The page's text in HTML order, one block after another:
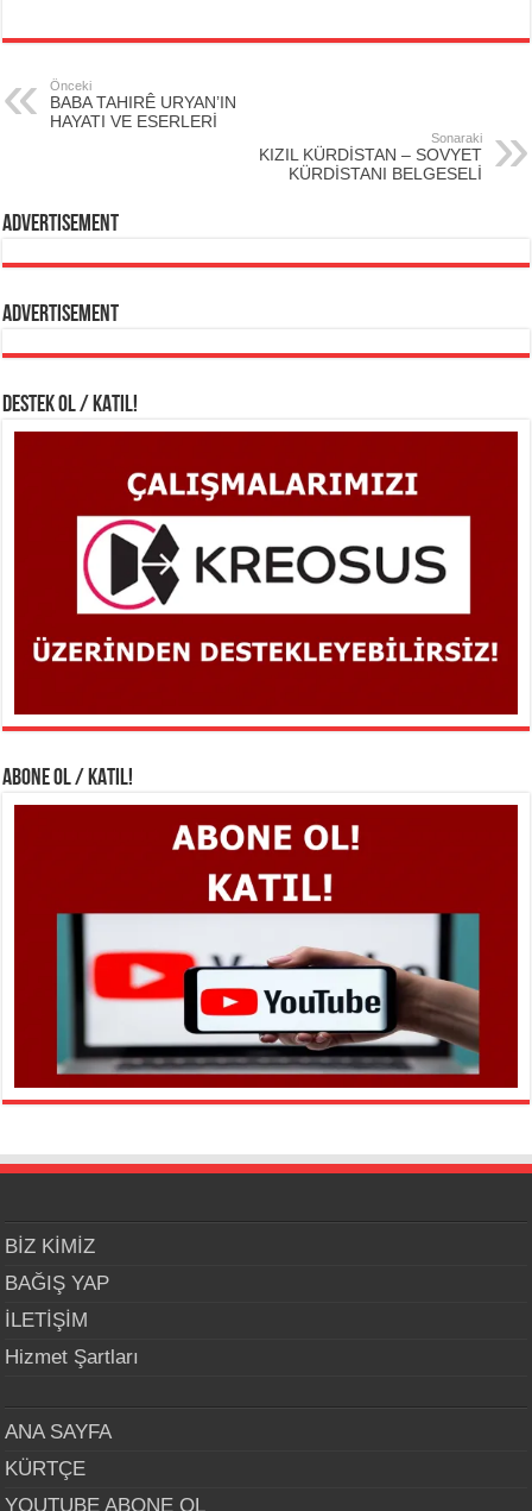
Önceki
BABA TAHIRÊ URYAN’IN
HAYATI VE ESERLERİ
Sonaraki
KIZIL KÜRDİSTAN – SOVYET
KÜRDİSTANI BELGESELİ
Advertisement
Advertisement
DESTEK OL / KATIL!
ABONE OL / KATIL!
BİZ KİMİZ
BAĞIŞ YAP
İLETİŞİM
Hizmet Şartları
ANA SAYFA
KÜRTÇE
YOUTUBE ABONE OL